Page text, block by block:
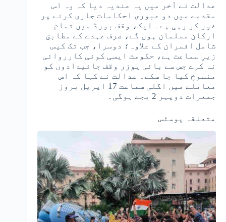
عدالت نے آخر میں یہ عندیہ دیا کہ وہ اس
مقدمے میں دو عبوری احکامات جاری کرنے پر
غور کر رہی ہے۔ ایک، وقف بورڈ میں تمام
ارکان مسلمان ہوں گے، صرف عہدے کے مطابق
شامل افسران کے علاوہ؛ دوسرا، جب تک کیس
زیرِ سماعت ہے، حکومت ایسی کوئی کارروائی
نہ کرے جس سے بائی یوزر وقف جائیدادوں کو
منسوخ کیا جا سکے۔ عدالت نے کہا کہ اس
معاملے میں اگلی سماعت 17 اپریل بروز
جمعرات دوپہر 2 بجے ہوگی۔
متعلقہ پوسٹس